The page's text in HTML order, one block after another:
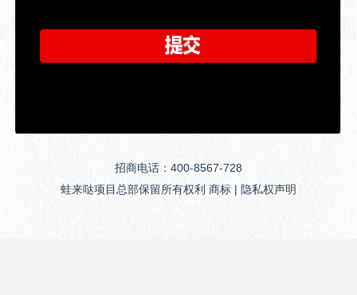
招商电话：400-8567-728
蛙来哒项目总部保留所有权利 商标 | 隐私权声明